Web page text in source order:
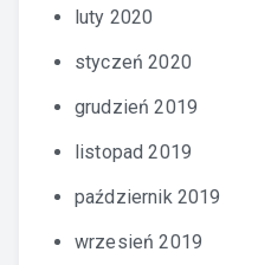
luty 2020
styczeń 2020
grudzień 2019
listopad 2019
październik 2019
wrzesień 2019